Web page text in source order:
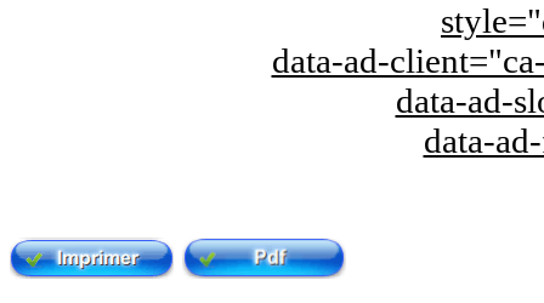
data-ad-
data-ad-
data-